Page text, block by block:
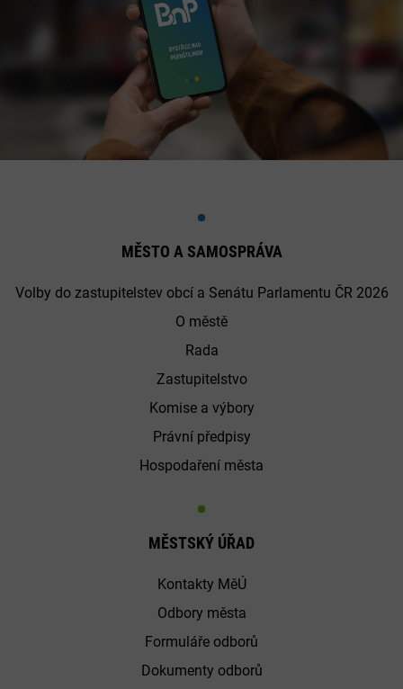
MĚSTO A SAMOSPRÁVA
Volby do zastupitelstev obcí a Senátu Parlamentu ČR 2026
O městě
Rada
Zastupitelstvo
Komise a výbory
Právní předpisy
Hospodaření města
MĚSTSKÝ ÚŘAD
Kontakty MěÚ
Odbory města
Formuláře odborů
Dokumenty odborů